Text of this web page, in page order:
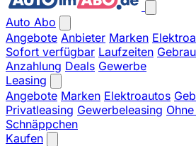
Auto Abo
Angebote Anbieter Marken
Sofort verfügbar Laufzeiten
Anzahlung Deals Gewerbe
Leasing
Angebote Marken Elektroautos
Privatleasing Gewerbeleasing
Schnäppchen
Kaufen